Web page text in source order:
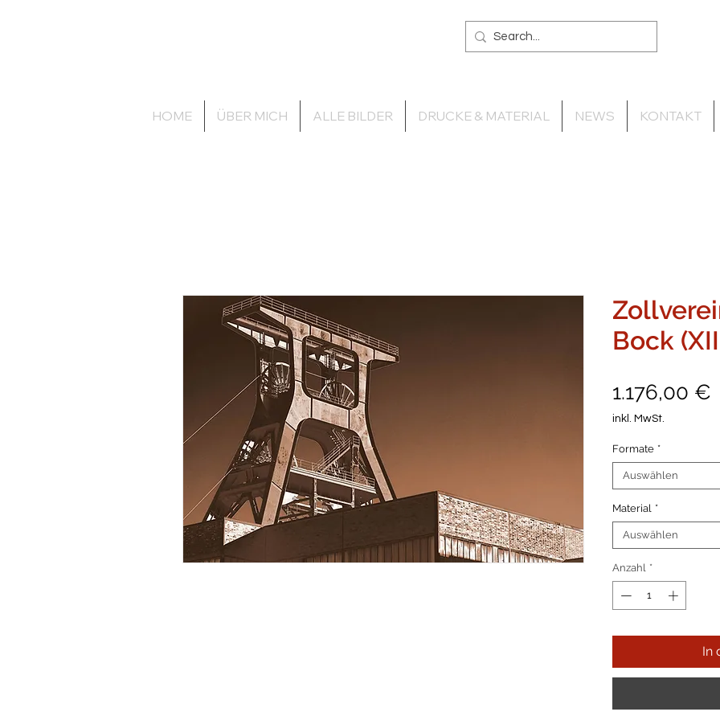
HOME ÜBER MICH ALLE BILDER DRUCKE & MATERIAL NEWS KONTAKT
Bock
1.176,00 €
inkl. MwSt.
Formate *
Auswählen
Material *
Auswählen
Anzahl *
In